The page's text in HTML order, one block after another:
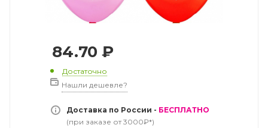
84.70 ₽
Достаточно
Нашли дешевле?
Доставка по России - БЕСПЛАТНО
(при заказе от 3000₽*)